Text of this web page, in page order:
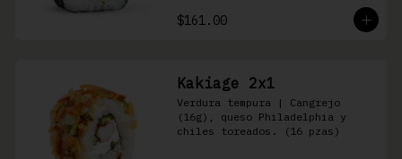
$161.00
Kakiage 2x1
Verdura tempura | Cangrejo
(16g), queso Philadelphia y
chiles toreados. (16 pzas)